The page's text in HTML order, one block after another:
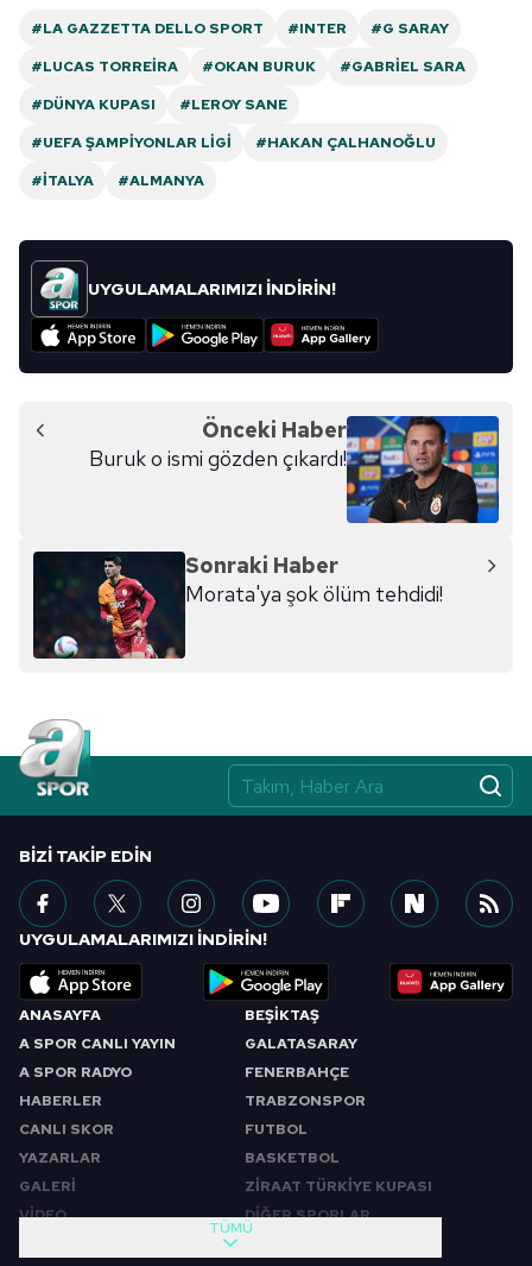
#LA GAZZETTA DELLO SPORT #INTER
#G SARAY
#LUCAS TORREIRA
#OKAN BURUK
#GABRIEL SARA
#DÜNYA KUPASI
#LEROY SANE
#UEFA ŞAMPIYONLAR LIGI
#HAKAN ÇALHANOĞLU
#İTALYA
#ALMANYA
UYGULAMALARIMIZI İNDİRİN!
Önceki Haber
Buruk o ismi gözden çıkardı!
Sonraki Haber
Morata'ya şok ölüm tehdidi!
ANASAYFA
A SPOR CANLI YAYIN
A SPOR RADYO
HABERLER
CANLI SKOR
YAZARLAR
GALERİ
VİDEO
BEŞİKTAŞ
GALATASARAY
FENERBAHÇE
TRABZONSPOR
FUTBOL
BASKETBOL
ZİRAAT TÜRKİYE KUPASI
DİĞER SPORLAR
TÜMÜ
BIZI TAKIP EDIN
UYGULAMALARIMIZI İNDİRİN!